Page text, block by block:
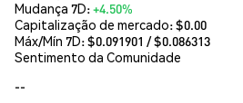
Mudança 7D:+4.50%
Capitalização de mercado:$0.00
Máx/Mín 7D: $0.091901 / $0.086313
Sentimento da Comunidade
--